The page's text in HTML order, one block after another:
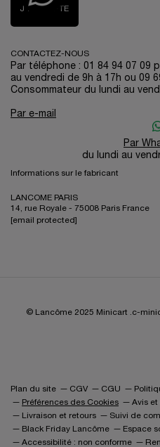
J’ACCEPTE
CONTACTEZ-NOUS
Par téléphone : 01 84 94 07 09
au vendredi de 9h à 17h ou 09
Consommateur du lundi au
Par e-mail
Par
du lundi au
Informations sur le fabricant
LANCOME PARIS
14, rue Royale - 75008 Paris France
[email protected]
© Lancôme 2025 Minicart .c-
Plan du site CGV CGU
Préférences des Cookies
Avis et
Livraison et retours
Suivi de
Black Friday Lancôme
Espace
Accessibilité : non conforme